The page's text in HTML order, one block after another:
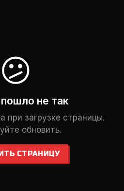
😕
не так
при загрузке страницы.
обновить.
СТРАНИЦУ